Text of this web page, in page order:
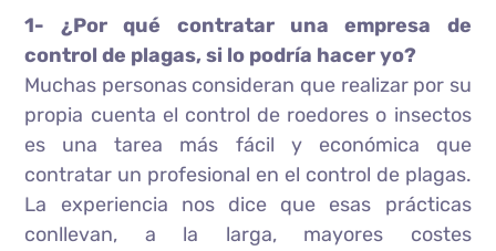
1- ¿Por qué contratar una empresa de
control de plagas, si lo podría hacer yo?
Muchas personas consideran que realizar por su
propia cuenta el control de roedores o insectos
es una tarea más fácil y económica que
contratar un profesional en el control de plagas.
La experiencia nos dice que esas prácticas
conllevan, a la larga, mayores costes